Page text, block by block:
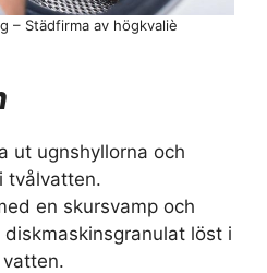
ut ugnshyllorna och
tvålvatten.
en skursvamp och
löst i
– Städfirma av högkvaliè